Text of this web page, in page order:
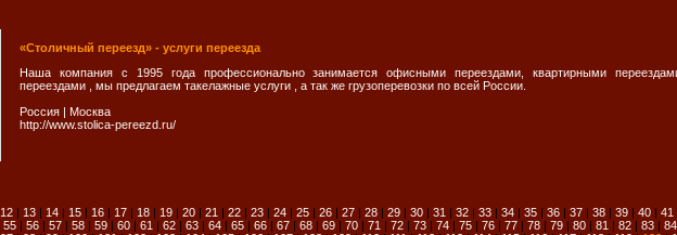
«Столичный переезд» - услуги переезда
Наша компания с 1995 года профессионально занимается офисными переездами, квартирными
переездами , мы предлагаем такелажные услуги , а так же грузоперевозки по всей России.
Россия | Москва
http://www.stolica-pereezd.ru/
12| 13| 14| 15| 16| 17| 18| 19| 20| 21 | 22| 23| 24| 25| 26| 27| 28| 29| 30| 31 | 32| 33| 34| 35| 36| 37| 38| 39| 40| 41
55 | 56 | 57 | 58 | 59 | 60 | 61 | 62 | 63 | 64 | 65 | 66 | 67 | 68 | 69 | 70 | 71 | 72 | 73 | 74 | 75 | 76 | 77 | 78 | 79 | 80 | 81 | 82 | 83 | 84